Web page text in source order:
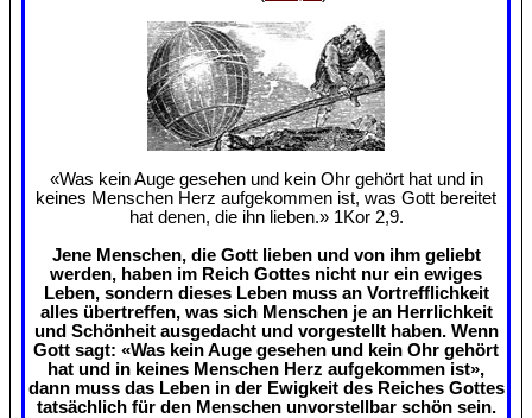
«Was kein Auge gesehen und kein Ohr gehört hat und in
keines Menschen Herz aufgekommen ist, was Gott bereitet
hat denen, die ihn lieben.» 1Kor 2,9.
Jene Menschen, die Gott lieben und von ihm geliebt
werden, haben im Reich Gottes nicht nur ein ewiges
Leben, sondern dieses Leben muss an Vortrefflichkeit
alles übertreffen, was sich Menschen je an Herrlichkeit
und Schönheit ausgedacht und vorgestellt haben. Wenn
Gott sagt: «Was kein Auge gesehen und kein Ohr gehört
hat und in keines Menschen Herz aufgekommen ist»,
dann muss das Leben in der Ewigkeit des Reiches Gottes
tatsächlich für den Menschen unvorstellbar schön sein.